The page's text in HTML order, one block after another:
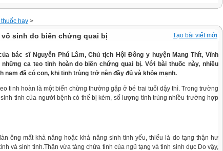
hay >
Tạo bài viết mới
sinh do biến chứng quai bị
bác sĩ Nguyễn Phú Lâm, Chủ tịch Hội Đông y huyện Mang Thít, Vĩnh
những ca teo tinh hoàn do biến chứng quai bị. Với bài thuốc này, nhiều
nam đã có con, khi tinh trùng trở nên đầy đủ và khỏe mạnh.
tinh hoàn là một biến chừng thường gặp ở bé trai tuổi dậy thì. Trong trường
sinh tinh của người bệnh có thể bị kém, số lượng tinh trùng nhiều trường hợp
ông mất khả năng hoặc khả năng sinh tinh yếu, thiếu là do tạng thận hư
và sinh tinh.Thận vừa tàng chứa tinh của ngũ tạng và tinh sinh dục Do vậy,